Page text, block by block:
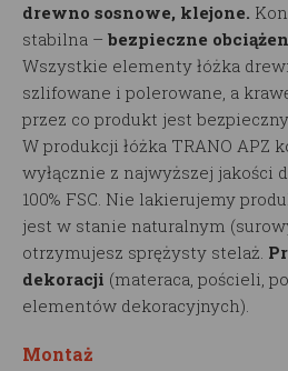
drewno sosnowe, klejone.
stabilna – bezpieczne
Wszystkie elementy łóżka
szlifowane i polerowane, a
przez co produkt jest
W produkcji łóżka TRANO APZ
wyłącznie z najwyższej jakości
100% FSC. Nie lakierujemy
jest w stanie naturalnym
otrzymujesz sprężysty stelaż.
dekoracji (materaca, pościeli,
elementów dekoracyjnych).
Montaż